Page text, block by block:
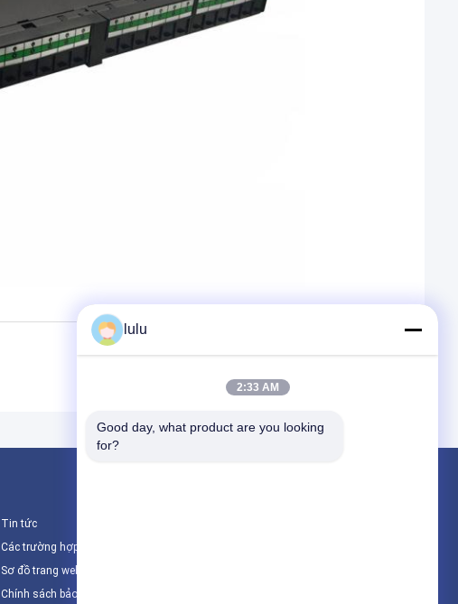
Tin tức
Các trường hợp
Sơ đồ trang web
Chính sách bảo mật
lulu
2:33 AM
Good day, what product are you looking
for?